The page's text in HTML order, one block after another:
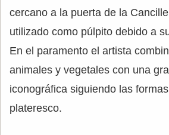
cercano a la puerta de la
utilizado como púlpito debido a
En el paramento el artista
animales y vegetales con una
iconográfica siguiendo las
plateresco.